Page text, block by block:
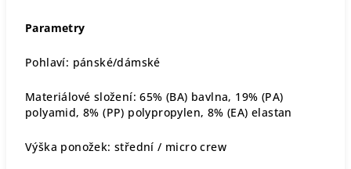
Parametry
Pohlaví: pánské/dámské
Materiálové složení: 65% (BA) bavlna, 19% (PA)
polyamid, 8% (PP) polypropylen, 8% (EA) elastan
Výška ponožek:střední / micro crew